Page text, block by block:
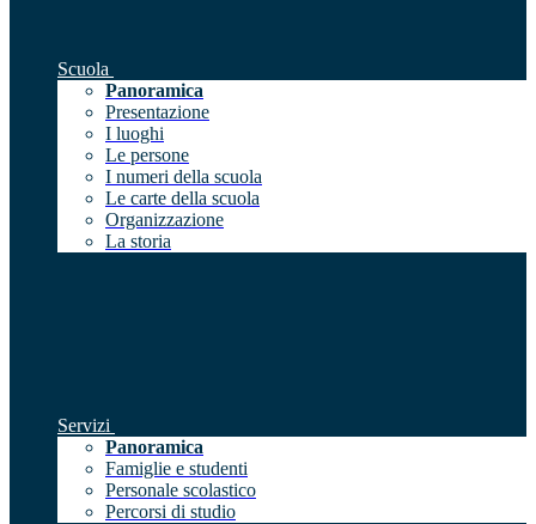
Scuola
Panoramica
Presentazione
I luoghi
Le persone
I numeri della scuola
Le carte della scuola
Organizzazione
La storia
Servizi
Panoramica
Famiglie e studenti
Personale scolastico
Percorsi di studio